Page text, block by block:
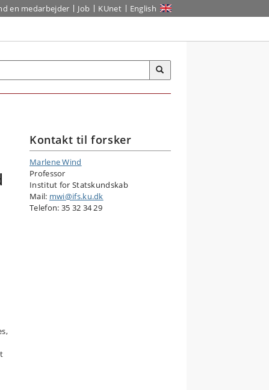
en medarbejder Job KUnet English
Kontakt til forsker
Marlene Wind
Professor
Institut for Statskundskab
Mail: mwi@ifs.ku.dk
Telefon: 35 32 34 29